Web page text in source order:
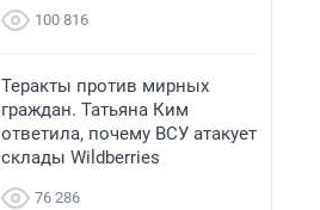
100 816
Теракты против мирных
граждан. Татьяна Ким
ответила, почему ВСУ атакует
склады Wildberries
76 286